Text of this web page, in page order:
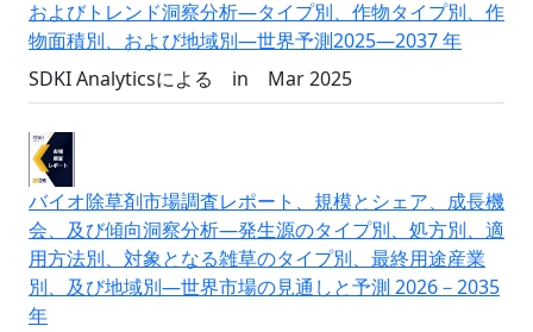
およびトレンド洞察分析―タイプ別、作物タイプ別、作
物面積別、および地域別―世界予測2025―2037 年
SDKI Analyticsによる
in Mar 2025
バイオ除草剤市場調査レポート、規模とシェア、成長機
会、及び傾向洞察分析―発生源のタイプ別、処方別、適
用方法別、対象となる雑草のタイプ別、最終用途産業
別、及び地域別―世界市場の見通しと予測 2026－2035
年